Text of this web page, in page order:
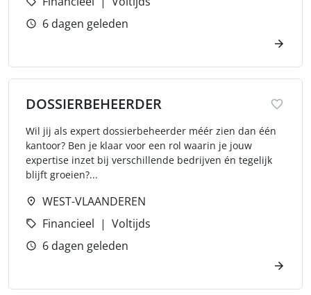
6 dagen geleden
DOSSIERBEHEERDER
Wil jij als expert dossierbeheerder méér zien dan één
kantoor? Ben je klaar voor een rol waarin je jouw
expertise inzet bij verschillende bedrijven én tegelijk
blijft groeien?...
WEST-VLAANDEREN
Financieel
Voltijds
6 dagen geleden